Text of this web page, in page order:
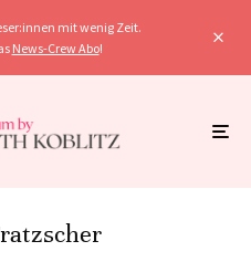
mit wenig Zeit.
News-Crew Abo!